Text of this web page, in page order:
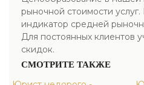
рыночной стоимости
индикатор средней
Для постоянных клиентов
скидок.
СМОТРИТЕ ТАКЖЕ